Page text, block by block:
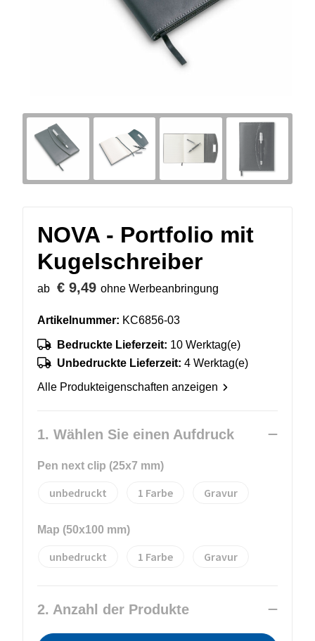
NOVA - Portfolio mit
Kugelschreiber
ab € 9,49 ohne Werbeanbringung
Artikelnummer: KC6856-03
Bedruckte Lieferzeit: 10 Werktag(e)
Unbedruckte Lieferzeit: 4 Werktag(e)
Alle Produkteigenschaften anzeigen
1. Wählen Sie einen Aufdruck
Pen next clip (25x7 mm)
unbedruckt 1 Gravur
Map (50x100 mm)
unbedruckt 1 Gravur
2. Anzahl der Produkte